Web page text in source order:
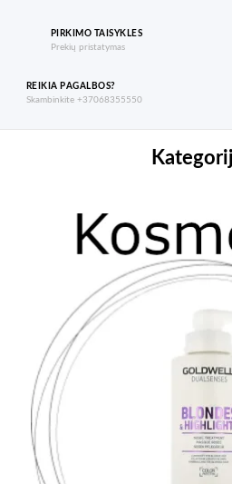
PIRKIMO TAISYKLES
Prekių pristatymas
REIKIA PAGALBOS?
Skambinkite +37068355550